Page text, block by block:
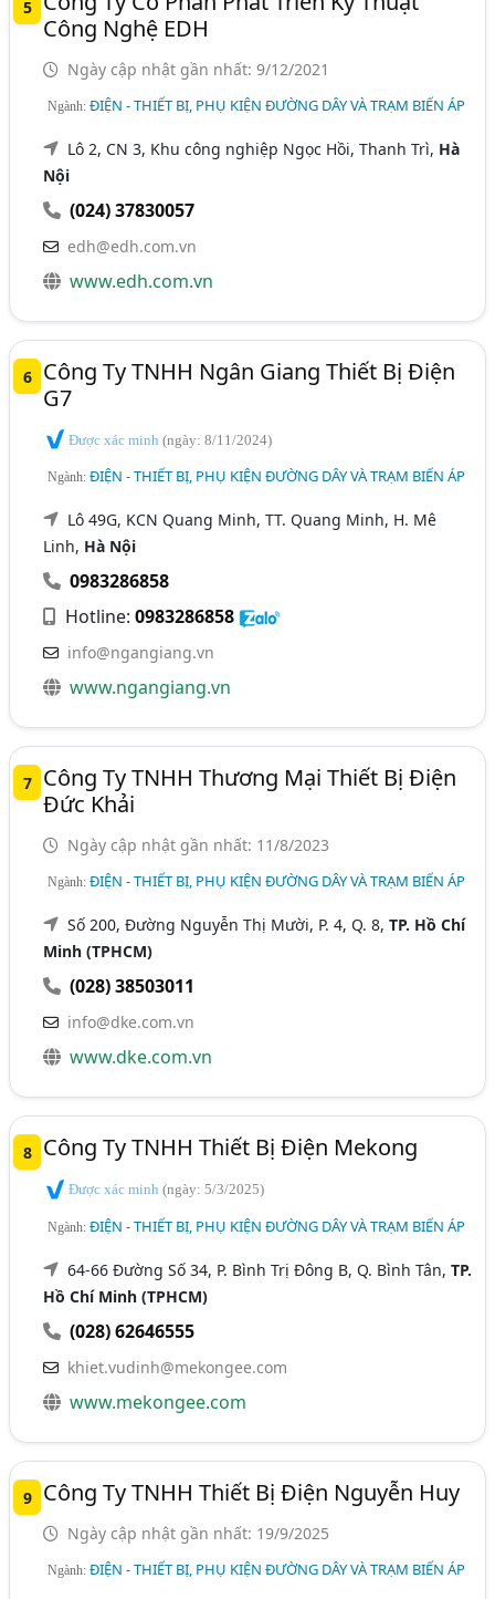
5
Công Nghệ EDH
Ngày cập nhật gần nhất: 9/12/2021
Ngành:ĐIỆN - THIẾT BỊ, PHỤ KIỆN ĐƯỜNG DÂY VÀ TRẠM BIẾN ÁP
Lô 2, CN 3, Khu công nghiệp Ngọc Hồi, Thanh Trì, Hà
Nội
(024) 37830057
edh@edh.com.vn
www.edh.com.vn
6
Công Ty TNHH Ngân Giang Thiết Bị Điện
G7
Được xác minh(ngày: 8/11/2024)
Ngành:ĐIỆN - THIẾT BỊ, PHỤ KIỆN ĐƯỜNG DÂY VÀ TRẠM BIẾN ÁP
Lô 49G, KCN Quang Minh, TT. Quang Minh, H. Mê
Linh, Hà Nội
0983286858
Hotline:0983286858
info@ngangiang.vn
www.ngangiang.vn
7
Công Ty TNHH Thương Mại Thiết Bị Điện
Đức Khải
Ngày cập nhật gần nhất: 11/8/2023
Ngành:ĐIỆN - THIẾT BỊ, PHỤ KIỆN ĐƯỜNG DÂY VÀ TRẠM BIẾN ÁP
Số 200, Đường Nguyễn Thị Mười, P. 4, Q. 8,TP. Hồ Chí
Minh (TPHCM)
(028) 38503011
info@dke.com.vn
www.dke.com.vn
8 Công Ty TNHH Thiết Bị Điện Mekong
Được xác minh(ngày: 5/3/2025)
Ngành:ĐIỆN - THIẾT BỊ, PHỤ KIỆN ĐƯỜNG DÂY VÀ TRẠM BIẾN ÁP
64-66 Đường Số 34, P. Bình Trị Đông B, Q. Bình Tân,TP.
Hồ Chí Minh (TPHCM)
(028) 62646555
khiet.vudinh@mekongee.com
www.mekongee.com
9 Công Ty TNHH Thiết Bị Điện Nguyễn Huy
Ngày cập nhật gần nhất: 19/9/2025
Ngành:ĐIỆN - THIẾT BỊ, PHỤ KIỆN ĐƯỜNG DÂY VÀ TRẠM BIẾN ÁP